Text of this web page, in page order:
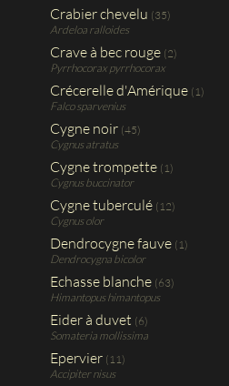
Crabier chevelu (35)
Ardeloa ralloides
Crave à bec rouge (2)
Pyrrhocorax pyrrhocorax
Crécerelle d'Amérique (1)
Falco sparvenius
Cygne noir (45)
Cygnus atratus
Cygne trompette (1)
Cygnus buccinator
Cygne tuberculé (12)
Cygnus olor
Dendrocygne fauve (1)
Dendrocygna bicolor
Echasse blanche (63)
Himantopus himantopus
Eider à duvet (6)
Somateria mollissima
Epervier (11)
Accipiter nisus